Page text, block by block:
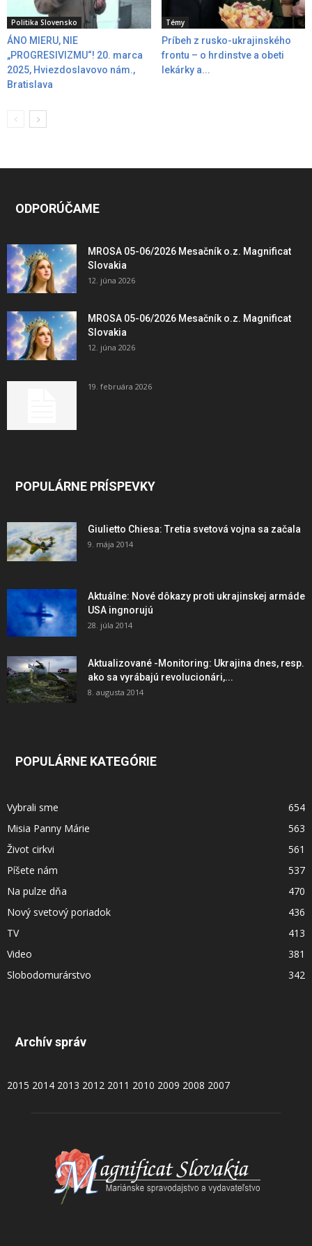
Politika Slovensko
ÁNO MIERU, NIE
„PROGRESIVIZMU“! 20. marca
2025, Hviezdoslavovo nám.,
Bratislava
Témy
Príbeh z rusko-ukrajinského
frontu – o hrdinstve a obeti
lekárky a...
ODPORÚČAME
MROSA 05-06/2026 Mesačník o.z. Magnificat
Slovakia
12. júna 2026
MROSA 05-06/2026 Mesačník o.z. Magnificat
Slovakia
12. júna 2026
19. februára 2026
POPULÁRNE PRÍSPEVKY
Giulietto Chiesa: Tretia svetová vojna sa začala
9. mája 2014
Aktuálne: Nové dôkazy proti ukrajinskej armáde
USA ingnorujú
28. júla 2014
Aktualizované -Monitoring: Ukrajina dnes, resp.
ako sa vyrábajú revolucionári,...
8. augusta 2014
POPULÁRNE KATEGÓRIE
Vybrali sme
654
Misia Panny Márie
563
Život cirkvi
561
Píšete nám
537
Na pulze dňa
470
Nový svetový poriadok
436
TV
413
Video
381
Slobodomurárstvo
342
Archív správ
2015 2014 2013 2012 2011 2010 2009 2008 2007